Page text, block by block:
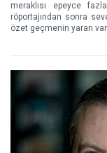
meraklısı epeyce
röportajından sonra
özet geçmenin yararı